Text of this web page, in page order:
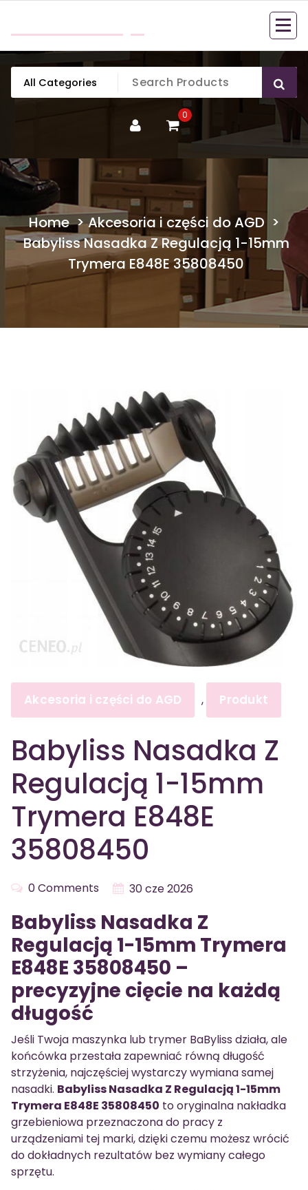
content
0
Home>Akcesoria i części do AGD >
Babyliss Nasadka Z Regulacją 1-15mm
Trymera E848E 35808450
Akcesoria i części do AGD , Produkt
Babyliss Nasadka Z
Regulacją 1-15mm
Trymera E848E
35808450
0 Comments 30 cze 2026
Babyliss Nasadka Z
Regulacją 1-15mm Trymera
E848E 35808450 –
precyzyjne cięcie na każdą
długość
Jeśli Twoja maszynka lub trymer BaByliss działa, ale
końcówka przestała zapewniać równą długość
strzyżenia, najczęściej wystarczy wymiana samej
nasadki. Babyliss Nasadka Z Regulacją 1-15mm
Trymera E848E 35808450 to oryginalna nakładka
grzebieniowa przeznaczona do pracy z
urządzeniami tej marki, dzięki czemu możesz wrócić
do dokładnych rezultatów bez wymiany całego
sprzętu.